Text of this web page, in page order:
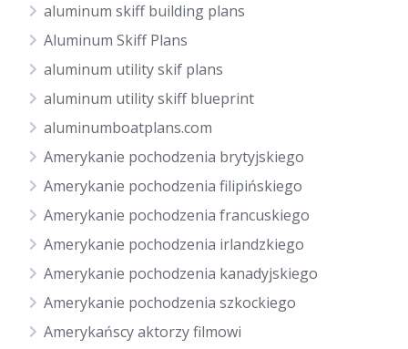
aluminum skiff building plans
Aluminum Skiff Plans
aluminum utility skif plans
aluminum utility skiff blueprint
aluminumboatplans.com
Amerykanie pochodzenia brytyjskiego
Amerykanie pochodzenia filipińskiego
Amerykanie pochodzenia francuskiego
Amerykanie pochodzenia irlandzkiego
Amerykanie pochodzenia kanadyjskiego
Amerykanie pochodzenia szkockiego
Amerykańscy aktorzy filmowi